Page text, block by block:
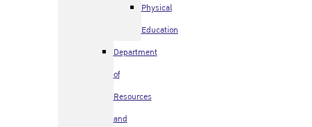
Physical
Education
Department
of
Resources
and